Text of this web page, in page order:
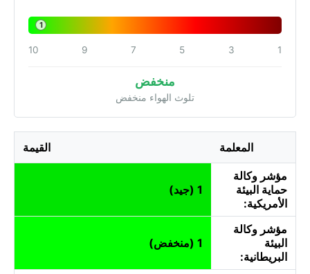
1
1
3
5
7
9
10
منخفض
تلوث الهواء منخفض
المعلمة القيمة
مؤشر وكالة
حماية البيئة
الأمريكية:
1 (جيد)
مؤشر وكالة
البيئة
البريطانية:
1 (منخفض)